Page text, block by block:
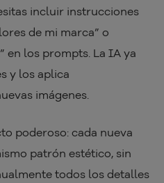
incluir instrucciones
de mi marca” o
en los prompts. La IA ya
y los aplica
imágenes.
poderoso: cada nueva
patrón estético, sin
todos los detalles